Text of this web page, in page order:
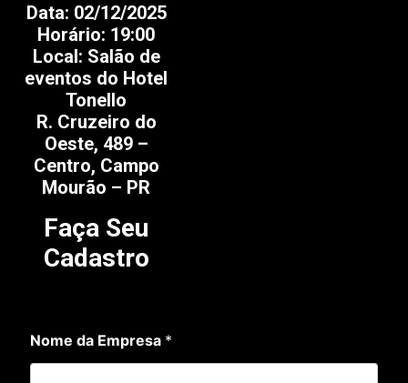
Data: 02/12/2025
Horário: 19:00
Local: Salão de
eventos do Hotel
Tonello
R. Cruzeiro do
Oeste, 489 –
Centro, Campo
Mourão – PR
Faça Seu
Cadastro
o
m
Nome da Empresa *